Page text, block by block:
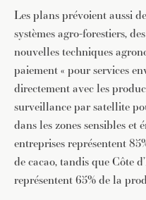
Les plans prévoient aussi
systèmes agro-forestiers,
nouvelles techniques
paiement « pour services
directement avec les
surveillance par satellite
dans les zones sensibles et
entreprises représentent
de cacao, tandis que Côte
représentent 65% de la